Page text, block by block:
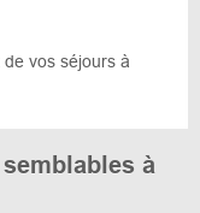
vos séjours à
à